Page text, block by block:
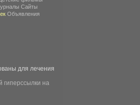
Сайты
Объявления
для лечения
гиперссылки на